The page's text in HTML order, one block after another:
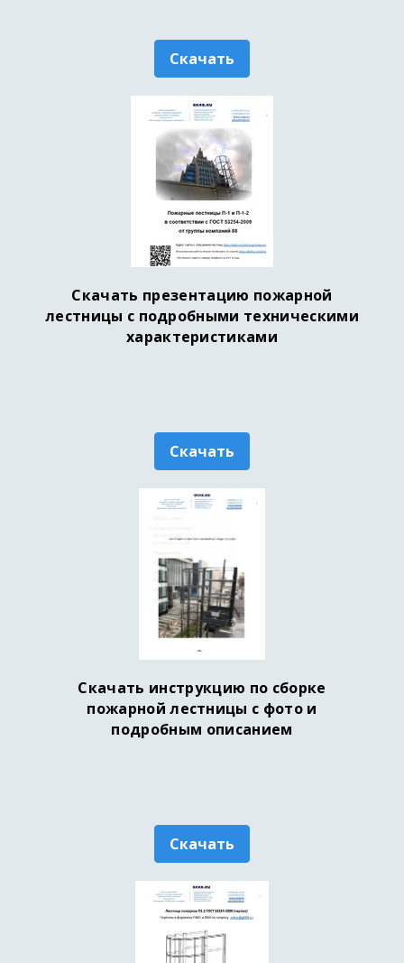
Скачать
Скачать презентацию пожарной
лестницы с подробными техническими
характеристиками
Скачать
Скачать инструкцию по сборке
пожарной лестницы с фото и
подробным описанием
Скачать